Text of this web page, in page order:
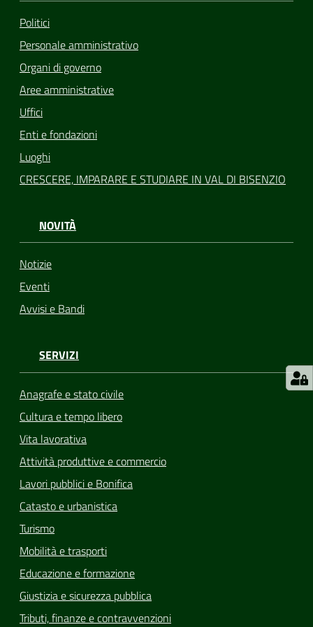
Politici
Personale amministrativo
Organi di governo
Aree amministrative
Uffici
Enti e fondazioni
Luoghi
CRESCERE, IMPARARE E STUDIARE IN VAL DI BISENZIO
NOVITÀ
Notizie
Eventi
Avvisi e Bandi
SERVIZI
Anagrafe e stato civile
Cultura e tempo libero
Vita lavorativa
Attività produttive e commercio
Lavori pubblici e Bonifica
Catasto e urbanistica
Turismo
Mobilità e trasporti
Educazione e formazione
Giustizia e sicurezza pubblica
Tributi, finanze e contravvenzioni